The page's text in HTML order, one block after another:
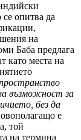
се опитва да
на
Баба предлага
като места на
възможност за
без да
е
той
на термина